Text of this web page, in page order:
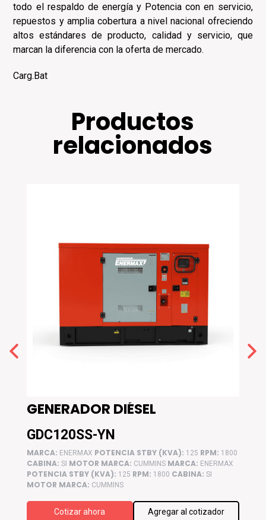
todo el respaldo de energía y Potencia con en servicio,
repuestos y amplia cobertura a nivel nacional ofreciendo
altos estándares de producto, calidad y servicio, que
marcan la diferencia con la oferta de mercado.
Carg.Bat
Productos
relacionados
GENERADOR DIÉSEL
GDC120SS-YN
MARCA: ENERMAX POTENCIA STBY (KVA): 125 RPM: 1800
CABINA: SI MOTOR MARCA: CUMMINS MARCA: ENERMAX
POTENCIA STBY (KVA): 125 RPM: 1800 CABINA: SI
MOTOR MARCA: CUMMINS
Cotizar ahora Agregar al cotizador